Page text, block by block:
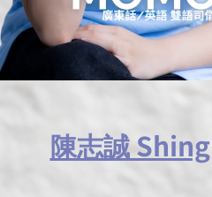
陳志誠 Shing